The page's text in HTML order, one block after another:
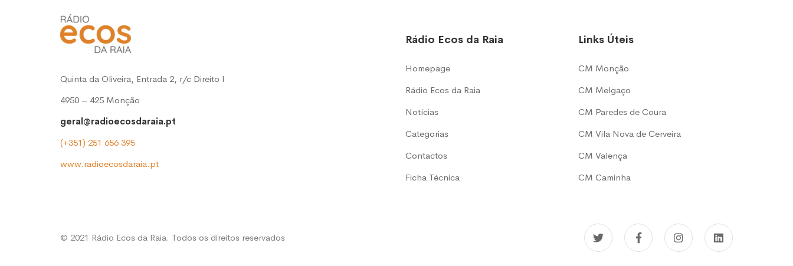
Quinta da Oliveira, Entrada 2, r/c Direito l
4950 – 425 Monção
geral@radioecosdaraia.pt
(+351) 251 656 395
www.radioecosdaraia.pt
Rádio Ecos da Raia
Homepage
Rádio Ecos da Raia
Notícias
Categorias
Contactos
Ficha Técnica
Links Úteis
CM Monção
CM Melgaço
CM Paredes de Coura
CM Vila Nova de Cerveira
CM Valença
CM Caminha
© 2021 Rádio Ecos da Raia. Todos os direitos reservados